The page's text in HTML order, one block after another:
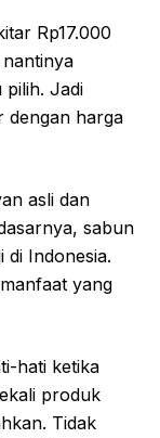
Rp17.000
pilih. Jadi
dengan harga
asli dan
sabun
di Indonesia.
yang
hati ketika
produk
Tidak